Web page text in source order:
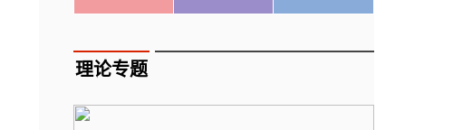
理论专题